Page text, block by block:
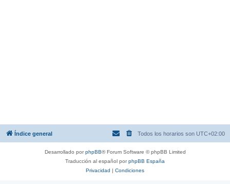
Índice general Todos los horarios son UTC+02:00
Desarrollado porphpBB® Forum Software © phpBB Limited
Traducción al español porphpBB España
Privacidad | Condiciones